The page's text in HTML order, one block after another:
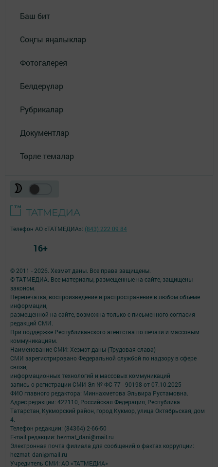
Баш бит
Соңгы яңалыклар
Фотогалерея
Белдерүләр
Рубрикалар
Документлар
Төрле темалар
© 2011 - 2026. Хезмәт даны. Все права защищены.
© ТАТМЕДИА. Все материалы, размещенные на сайте, защищены
законом.
Перепечатка, воспроизведение и распространение в любом объеме
информации,
размещенной на сайте, возможна только с письменного согласия
редакций СМИ.
При поддержке Республиканского агентства по печати и массовым
коммуникациям.
Наименование СМИ: Хезмэт даны (Трудовая слава)
СМИ зарегистрировано Федеральной службой по надзору в сфере
связи,
информационных технологий и массовых коммуникаций
запись о регистрации СМИ Эл № ФС 77 - 90198 от 07.10.2025
ФИО главного редактора: Миннахметова Эльвира Рустамовна.
Адрес редакции: 422110, Российская Федерация, Республика
Татарстан, Кукморский район, город Кукмор, улица Октябрьская, дом
4.
Телефон редакции: (84364) 2-66-50
E-mail редакции: hezmat_dani@mail.ru
Электронная почта филиала для сообщений о фактах коррупции:
hezmat_dani@mail.ru
Учредитель СМИ: АО «ТАТМЕДИА»
Телефон АО «ТАТМЕДИА»: (843) 222 09 84
16+